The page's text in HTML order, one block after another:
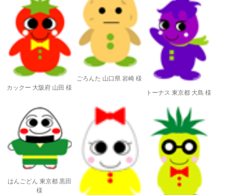
カックー 大阪府 山田 様
ごろんた 山口県 岩崎 様
トーナス 東京都 大島 様
はんごどん 東京都 黒田
様